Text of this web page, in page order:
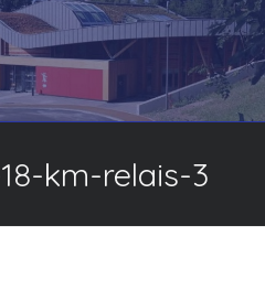
km-relais-3